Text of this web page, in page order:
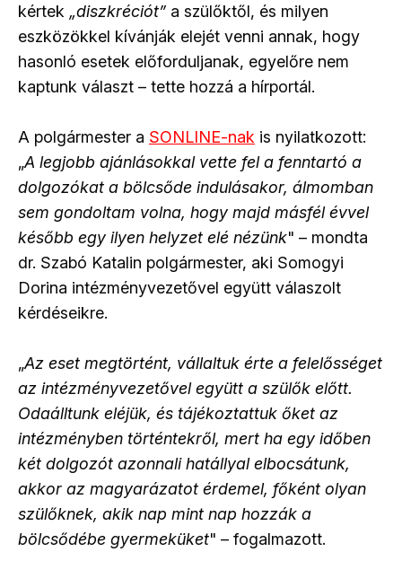
kértek „diszkréciót” a szülőktől, és milyen
eszközökkel kívánják elejét venni annak, hogy
hasonló esetek előforduljanak, egyelőre nem
kaptunk választ – tette hozzá a hírportál.
A polgármester a SONLINE-nak is nyilatkozott:
„A legjobb ajánlásokkal vette fel a fenntartó a
dolgozókat a bölcsőde indulásakor, álmomban
sem gondoltam volna, hogy majd másfél évvel
később egy ilyen helyzet elé nézünk" – mondta
dr. Szabó Katalin polgármester, aki Somogyi
Dorina intézményvezetővel együtt válaszolt
kérdéseikre.
„Az eset megtörtént, vállaltuk érte a felelősséget
az intézményvezetővel együtt a szülők előtt.
Odaálltunk eléjük, és tájékoztattuk őket az
intézményben történtekről, mert ha egy időben
két dolgozót azonnali hatállyal elbocsátunk,
akkor az magyarázatot érdemel, főként olyan
szülőknek, akik nap mint nap hozzák a
bölcsődébe gyermeküket" – fogalmazott.